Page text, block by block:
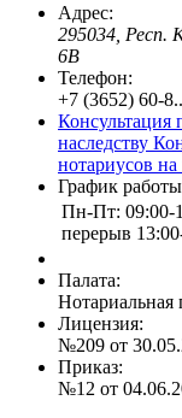
Адрес:
295034, Респ.
6В
Телефон:
+7 (3652) 60-
Консультация
наследству
нотариусов
График
Пн-Пт: 09:00-
перерыв
Палата:
Лицензия:
№209 от
Приказ:
№12 от